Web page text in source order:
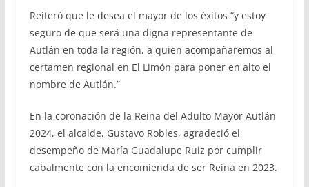
Reiteró que le desea el mayor de los éxitos “y estoy
seguro de que será una digna representante de
Autlán en toda la región, a quien acompañaremos al
certamen regional en El Limón para poner en alto el
nombre de Autlán.”
En la coronación de la Reina del Adulto Mayor Autlán
2024, el alcalde, Gustavo Robles, agradeció el
desempeño de María Guadalupe Ruiz por cumplir
cabalmente con la encomienda de ser Reina en 2023.